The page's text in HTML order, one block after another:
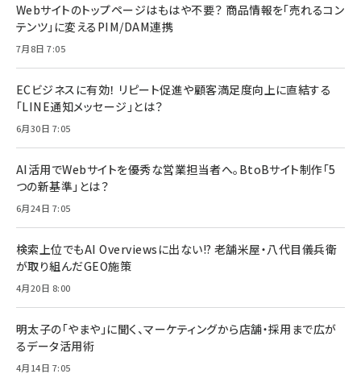
Webサイトのトップページはもはや不要？ 商品情報を「売れるコン
テンツ」に変えるPIM/DAM連携
7月8日 7:05
ECビジネスに有効！ リピート促進や顧客満足度向上に直結する
「LINE通知メッセージ」とは？
6月30日 7:05
AI活用でWebサイトを優秀な営業担当者へ。BtoBサイト制作「5
つの新基準」とは？
6月24日 7:05
検索上位でもAI Overviewsに出ない!? 老舗米屋・八代目儀兵衛
が取り組んだGEO施策
4月20日 8:00
明太子の「やまや」に聞く、マーケティングから店舗・採用まで広が
るデータ活用術
4月14日 7:05